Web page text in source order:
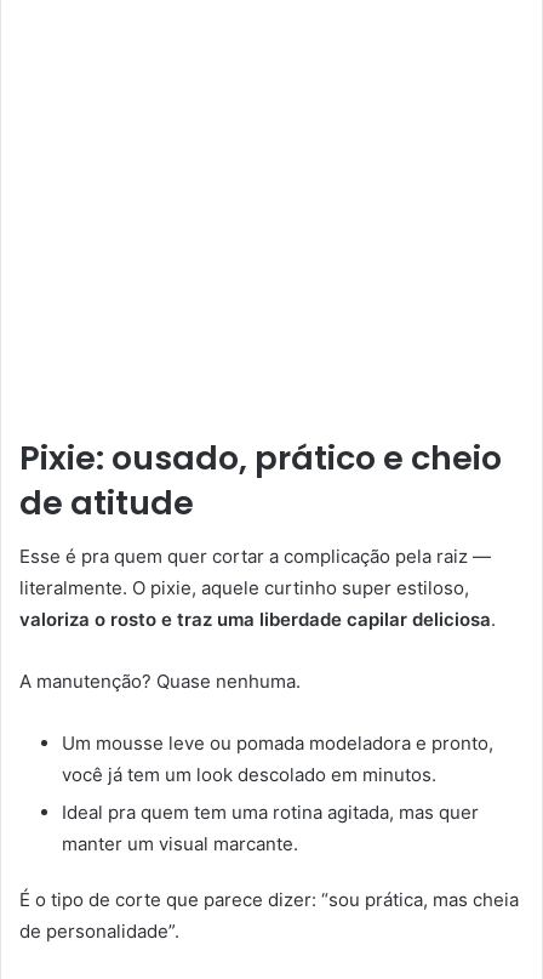
Pixie: ousado, prático e cheio
de atitude
Esse é pra quem quer cortar a complicação pela raiz —
literalmente. O pixie, aquele curtinho super estiloso,
valoriza o rosto e traz uma liberdade capilar deliciosa.
A manutenção? Quase nenhuma.
Um mousse leve ou pomada modeladora e pronto,
você já tem um look descolado em minutos.
Ideal pra quem tem uma rotina agitada, mas quer
manter um visual marcante.
É o tipo de corte que parece dizer: “sou prática, mas cheia
de personalidade”.